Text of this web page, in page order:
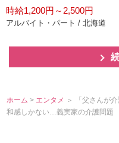
時給1,200円～2,500円
アルバイト・パート / 北海道
ホーム > エンタメ ＞ 「父さんが
和感しかない…義実家の介護問題